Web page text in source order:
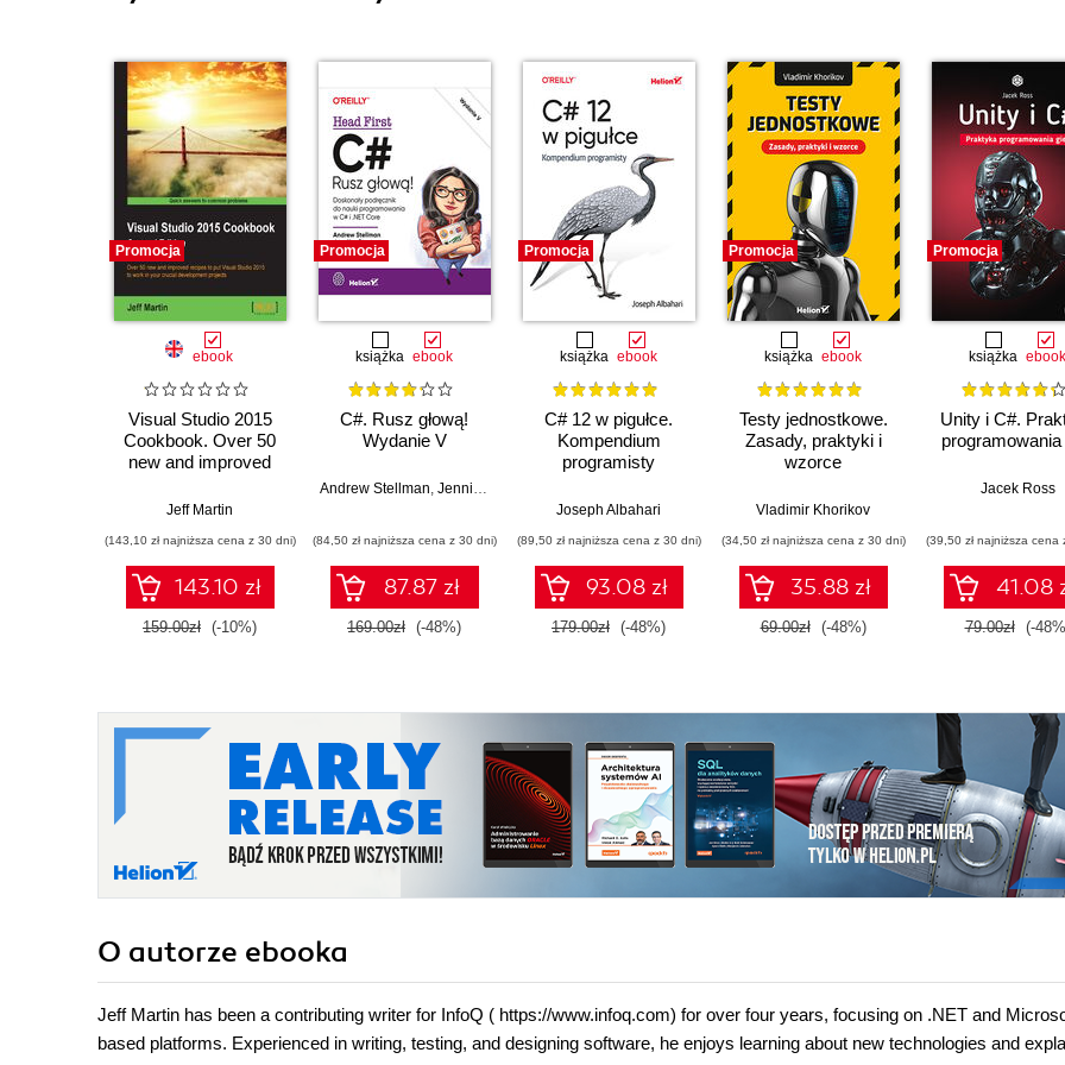
Promocja
ebook
Visual Studio 2015
Cookbook. Over 50
new and improved
Studio 2015 to work
development projects
- Second Edition
Jeff Martin
(143,10 zł najniższa cena z 30 dni)
143.10 zł
159.00zł (-10%)
Promocja
książka ebook
C#. Rusz głową!
Wydanie V
Andrew Stellman, Jennifer Greene
(84,50 zł najniższa cena z 30 dni)
87.87 zł
169.00zł (-48%)
Promocja
książka ebook
C# 12 w pigułce.
Kompendium
programisty
Joseph Albahari
(89,50 zł najniższa cena z 30 dni)
93.08 zł
179.00zł (-48%)
Promocja
książka ebook
Testy jednostkowe.
Zasady, praktyki i
wzorce
Vladimir Khorikov
(34,50 zł najniższa cena z 30 dni)
35.88 zł
69.00zł (-48%)
Promocja
książka ebook
Unity i C#.
programowania
Jacek Ross
(39,50 zł najniższa cena
41.08
79.00zł (-
O autorze ebooka
Jeff Martin has been a contributing writer for InfoQ ( https://www.infoq.com) for over four years, focusing on .NET and
based platforms. Experienced in writing, testing, and designing software, he enjoys learning about new technologies and